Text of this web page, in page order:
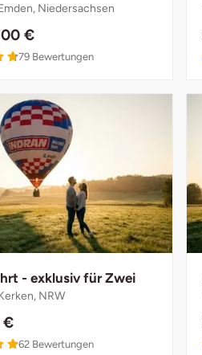
Niedersachsen
€
79 Bewertungen
- exklusiv für Zwei
NRW
€
62 Bewertungen